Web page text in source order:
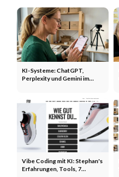
KI-Systeme: ChatGPT,
Perplexity und Gemini im
Vibe Coding mit KI: Stephan's
Erfahrungen, Tools, 7